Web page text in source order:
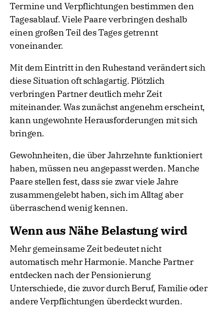
Termine und Verpflichtungen bestimmen den
Tagesablauf. Viele Paare verbringen deshalb
einen großen Teil des Tages getrennt
voneinander.
Mit dem Eintritt in den Ruhestand verändert sich
diese Situation oft schlagartig. Plötzlich
verbringen Partner deutlich mehr Zeit
miteinander. Was zunächst angenehm erscheint,
kann ungewohnte Herausforderungen mit sich
bringen.
Gewohnheiten, die über Jahrzehnte funktioniert
haben, müssen neu angepasst werden. Manche
Paare stellen fest, dass sie zwar viele Jahre
zusammengelebt haben, sich im Alltag aber
überraschend wenig kennen.
Wenn aus Nähe Belastung wird
Mehr gemeinsame Zeit bedeutet nicht
automatisch mehr Harmonie. Manche Partner
entdecken nach der Pensionierung
Unterschiede, die zuvor durch Beruf, Familie oder
andere Verpflichtungen überdeckt wurden.